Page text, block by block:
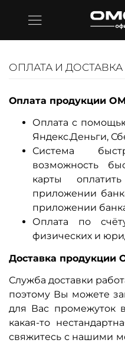
ОПЛАТА И ДОСТАВКА
Оплата продукции
Оплата с
Яндекс.Деньги,
Система
возможность
карты
приложении
приложении
Оплата по
физических и
Доставка продукции
Служба доставки
поэтому Вы можете
для Вас промежуток
какая-то
свяжитесь с нашими